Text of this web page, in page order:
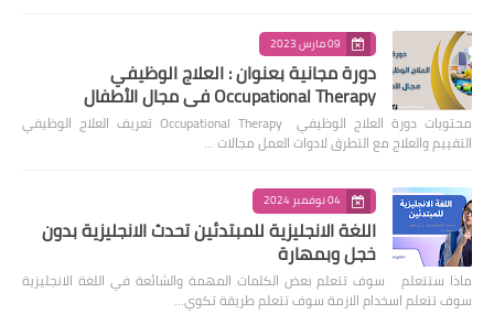
09 مارس 2023
دورة مجانية بعنوان : العلاج الوظيفي
Occupational Therapy في مجال الأطفال
محتويات دورة العلاج الوظيفي Occupational Therapy تعريف العلاج الوظيفي
التقييم والعلاج مع التطرق لادوات العمل مجالات …
04 نوفمبر 2024
اللغة الانجليزية للمبتدئين تحدث الانجليزية بدون
خجل وبمهارة
ماذا ستتعلم سوف تتعلم بعض الكلمات المهمة والشائعة في اللغة الانجليزية
سوف تتعلم اسخدام الازمة سوف تتعلم طريقة تكوي…